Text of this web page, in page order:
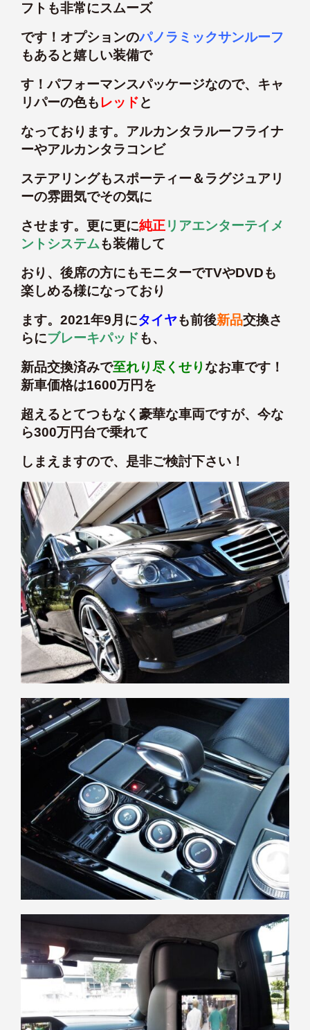
フトも非常にスムーズ
です！オプションのパノラミックサンルーフ
もあると嬉しい装備で
す！パフォーマンスパッケージなので、キャ
リパーの色もレッドと
なっております。アルカンタラルーフライナ
ーやアルカンタラコンビ
ステアリングもスポーティー＆ラグジュアリ
ーの雰囲気でその気に
させます。更に更に純正リアエンターテイメ
ントシステムも装備して
おり、後席の方にもモニターでTVやDVDも
楽しめる様になっており
ます。2021年9月にタイヤも前後新品交換さ
らにブレーキパッドも、
新品交換済みで至れり尽くせりなお車です！
新車価格は1600万円を
超えるとてつもなく豪華な車両ですが、今な
ら300万円台で乗れて
しまえますので、是非ご検討下さい！